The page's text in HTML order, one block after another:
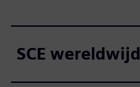
SCE wereldwijd